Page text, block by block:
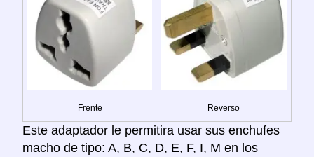
Frente Reverso
Este adaptador le permitira usar sus enchufes
macho de tipo: A, B, C, D, E, F, I, M en los